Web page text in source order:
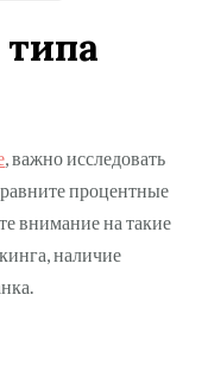
, важно исследовать
процентные
внимание на такие
наличие